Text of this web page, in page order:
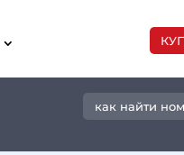
как найти